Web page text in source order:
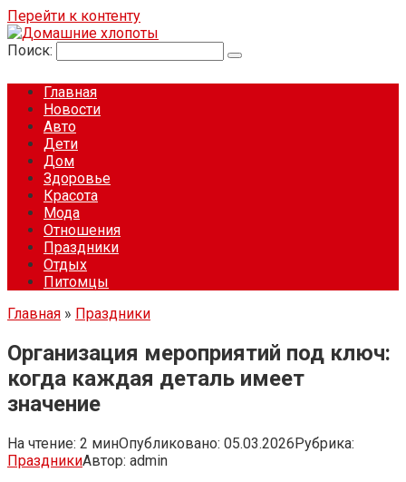
Перейти к контенту
Поиск:
Главная
Новости
Авто
Дети
Дом
Здоровье
Красота
Мода
Отношения
Праздники
Отдых
Питомцы
Главная » Праздники
Организация мероприятий под ключ:
когда каждая деталь имеет
значение
На чтение: 2 минОпубликовано: 05.03.2026Рубрика:
ПраздникиАвтор: admin